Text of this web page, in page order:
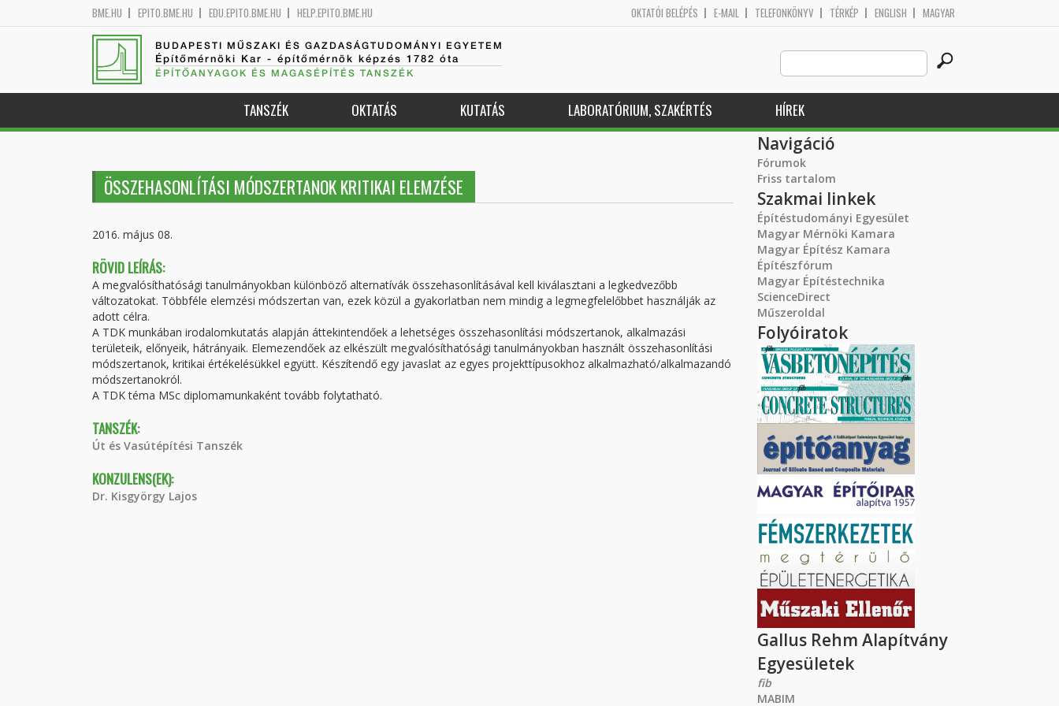
BME.HU EPITO.BME.HU EDU.EPITO.BME.HU HELP.EPITO.BME.HU OKTATÓI BELÉPÉS E-MAIL TELEFONKÖNYV TÉRKÉP ENGLISH MAGYAR
BUDAPESTI MŰSZAKI ÉS GAZDASÁGTUDOMÁNYI EGYETEM
Építőmérnöki Kar - építőmérnök képzés 1782 óta
ÉPÍTŐANYAGOK ÉS MAGASÉPÍTÉS TANSZÉK
Search
this
site
TANSZÉK OKTATÁS KUTATÁS LABORATÓRIUM, SZAKÉRTÉS HÍREK
ÖSSZEHASONLÍTÁSI MÓDSZERTANOK KRITIKAI ELEMZÉSE
2016. május 08.
RÖVID LEÍRÁS:
A megvalósíthatósági tanulmányokban különböző alternatívák összehasonlításával kell kiválasztani a legkedvezőbb
változatokat. Többféle elemzési módszertan van, ezek közül a gyakorlatban nem mindig a legmegfelelőbbet használják az
adott célra.
A TDK munkában irodalomkutatás alapján áttekintendőek a lehetséges összehasonlítási módszertanok, alkalmazási
területeik, előnyeik, hátrányaik. Elemezendőek az elkészült megvalósíthatósági tanulmányokban használt összehasonlítási
módszertanok, kritikai értékelésükkel együtt. Készítendő egy javaslat az egyes projekttípusokhoz alkalmazható/alkalmazandó
módszertanokról.
A TDK téma MSc diplomamunkaként tovább folytatható.
TANSZÉK:
Út és Vasútépítési Tanszék
KONZULENS(EK):
Dr. Kisgyörgy Lajos
Navigáció
Fórumok
Friss tartalom
Szakmai linkek
Építéstudományi Egyesület
Magyar Mérnöki Kamara
Magyar Építész Kamara
Építészfórum
Magyar Építéstechnika
ScienceDirect
Műszeroldal
Folyóiratok
Gallus Rehm Alapítvány
Egyesületek
fib
MABIM